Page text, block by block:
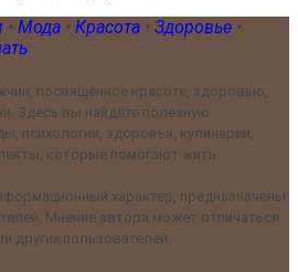
• Мода • Красота • Здоровье •
посвящённое красоте, здоровью,
Здесь вы найдёте полезную
психологии, здоровья, кулинарии,
которые помогают жить
характер, предназначены
Мнение автора может отличаться
других пользователей.